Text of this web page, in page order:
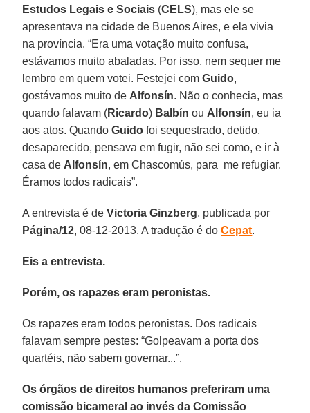
Estudos Legais e Sociais (CELS), mas ele se
apresentava na cidade de Buenos Aires, e ela vivia
na província. “Era uma votação muito confusa,
estávamos muito abaladas. Por isso, nem sequer me
lembro em quem votei. Festejei comGuido,
gostávamos muito de Alfonsín. Não o conhecia, mas
quando falavam (Ricardo) Balbín ou Alfonsín, eu ia
aos atos. QuandoGuido foi sequestrado, detido,
desaparecido, pensava em fugir, não sei como, e ir à
casa de Alfonsín, em Chascomús, para me refugiar.
Éramos todos radicais”.
A entrevista é deVictoria Ginzberg, publicada por
Página/12, 08-12-2013. A tradução é doCepat.
Eis a entrevista.
Porém, os rapazes eram peronistas.
Os rapazes eram todos peronistas. Dos radicais
falavam sempre pestes: “Golpeavam a porta dos
quartéis, não sabem governar...”.
Os órgãos de direitos humanos preferiram uma
comissão bicameral ao invés da Comissão